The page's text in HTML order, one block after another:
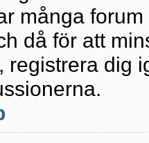
många
då för att
registrera dig